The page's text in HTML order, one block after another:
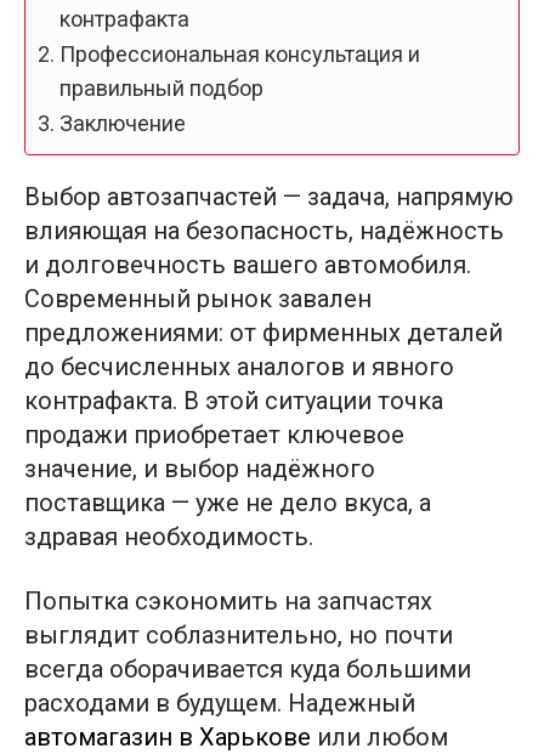
контрафакта
Профессиональная консультация и
правильный подбор
Заключение
Выбор автозапчастей — задача, напрямую
влияющая на безопасность, надёжность
и долговечность вашего автомобиля.
Современный рынок завален
предложениями: от фирменных деталей
до бесчисленных аналогов и явного
контрафакта. В этой ситуации точка
продажи приобретает ключевое
значение, и выбор надёжного
поставщика — уже не дело вкуса, а
здравая необходимость.
Попытка сэкономить на запчастях
выглядит соблазнительно, но почти
всегда оборачивается куда большими
расходами в будущем. Надежный
автомагазин в Харькове или любом